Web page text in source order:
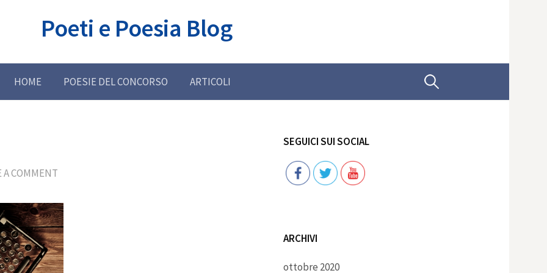
Poeti e Poesia Blog
HOME POESIE DEL CONCORSO ARTICOLI Ricerca
A COMMENT
SEGUICI SUI SOCIAL
Follow
ARCHIVI
ottobre 2020